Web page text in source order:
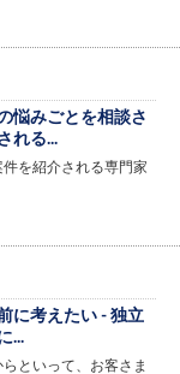
悩みごとを相談さ
れる...
を紹介される専門家
に考えたい - 独立
...
といって、お客さま